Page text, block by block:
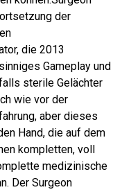
der
die 2013
Gameplay und
sterile Gelächter
wie vor der
aber dieses
Hand, die auf dem
kompletten, voll
medizinische
Der Surgeon